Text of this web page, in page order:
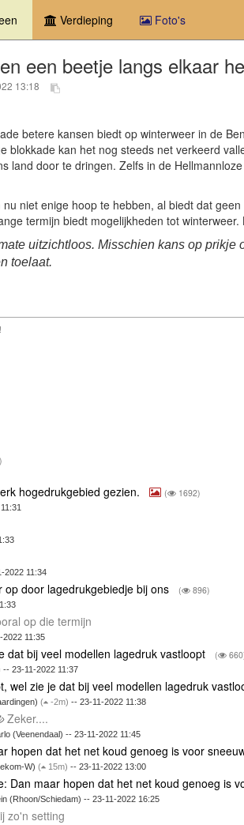
(current)Verdieping Foto's
een beetje langs elkaar
13:18
betere kansen biedt op winterweer in de
blokkade kan het nog steeds net verkeerd
land door te dringen. Zelfs in de
niet enige hoop te hebben, al biedt dat
termijn biedt mogelijkheden tot
uitzichtloos. Misschien kans op
toelaat.
hogedrukgebied gezien. ( 1692)
2022 11:34
door lagedrukgebiedje bij ons ( 896)
op die termijn
2022 11:35
dat bij veel modellen lagedruk vastloopt (
-- 23-11-2022 11:37
wel zie je dat bij veel modellen lagedruk
( -2m) -- 23-11-2022 11:38
Zeker....
(Veenendaal) -- 23-11-2022 11:45
hopen dat het net koud genoeg is voor
W)( 15m) -- 23-11-2022 13:00
Dan maar hopen dat het net koud genoeg is
(Rhoon/Schiedam) -- 23-11-2022 16:25
zo'n setting